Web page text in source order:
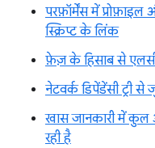
परफ़ॉर्मेंस में
स्क्रिप्ट के लिंक
फ़ेज़ के हिसाब से
नेटवर्क डिपेंडेंसी ट्री से
खास जानकारी में
रही है